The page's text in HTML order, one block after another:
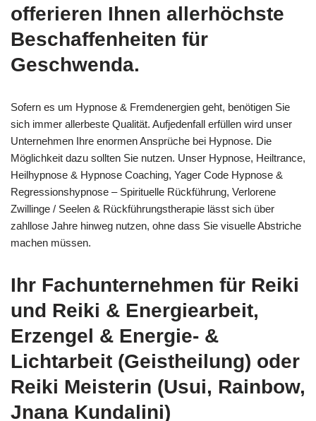
offerieren Ihnen allerhöchste
Beschaffenheiten für
Geschwenda.
Sofern es um Hypnose & Fremdenergien geht, benötigen Sie
sich immer allerbeste Qualität. Aufjedenfall erfüllen wird unser
Unternehmen Ihre enormen Ansprüche bei Hypnose. Die
Möglichkeit dazu sollten Sie nutzen. Unser Hypnose, Heiltrance,
Heilhypnose & Hypnose Coaching, Yager Code Hypnose &
Regressionshypnose – Spirituelle Rückführung, Verlorene
Zwillinge / Seelen & Rückführungstherapie lässt sich über
zahllose Jahre hinweg nutzen, ohne dass Sie visuelle Abstriche
machen müssen.
Ihr Fachunternehmen für Reiki
und Reiki & Energiearbeit,
Erzengel & Energie- &
Lichtarbeit (Geistheilung) oder
Reiki Meisterin (Usui, Rainbow,
Jnana Kundalini)